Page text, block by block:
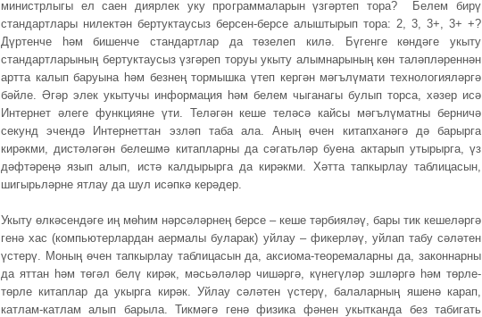
министрлыгы ел саен диярлек уку программаларын үзгәртеп тора? Белем бирү
стандартлары нилектән бертуктаусыз берсен-берсе алыштырып тора: 2, 3, 3+, 3+ +?
Дүртенче һәм бишенче стандартлар да төзелеп килә. Бүгенге көндәге укыту
стандартларының бертуктаусыз үзгәреп торуы укыту алымнарының көн таләпләреннән
артта калып баруына һәм безнең тормышка үтеп кергән мәгълүмати технологияләргә
бәйле. Әгәр элек укытучы информация һәм белем чыганагы булып торса, хәзер исә
Интернет әлеге функцияне үти. Теләгән кеше теләсә кайсы мәгълүматны берничә
секунд эчендә Интернеттан эзләп таба ала. Аның өчен китапханәгә дә барырга
кирәкми, дистәләгән белешмә китапларны да сәгатьләр буена актарып утырырга, үз
дәфтәреңә язып алып, истә калдырырга да кирәкми. Хәтта тапкырлау таблицасын,
шигырьләрне ятлау да шул исәпкә керәдер.
Укыту өлкәсендәге иң мөһим нәрсәләрнең берсе – кеше тәрбияләү, бары тик кешеләргә
генә хас (компьютерлардан аермалы буларак) уйлау – фикерләү, уйлап табу сәләтен
үстерү. Моның өчен тапкырлау таблицасын да, аксиома-теоремаларны да, законнарны
да яттан һәм төгәл белү кирәк, мәсьәләләр чишәргә, күнегүләр эшләргә һәм төрле-
төрле китаплар да укырга кирәк. Уйлау сәләтен үстерү, балаларның яшенә карап,
катлам-катлам алып барыла. Тикмәгә генә физика фәнен укытканда без табигать